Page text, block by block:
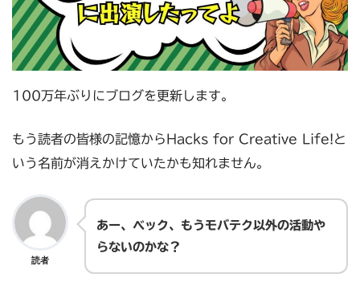
100万年ぶりにブログを更新します。
もう読者の皆様の記憶からHacks for Creative Life!と
いう名前が消えかけていたかも知れません。
読者
あー、ベック、もうモバテク以外の活動や
らないのかな？